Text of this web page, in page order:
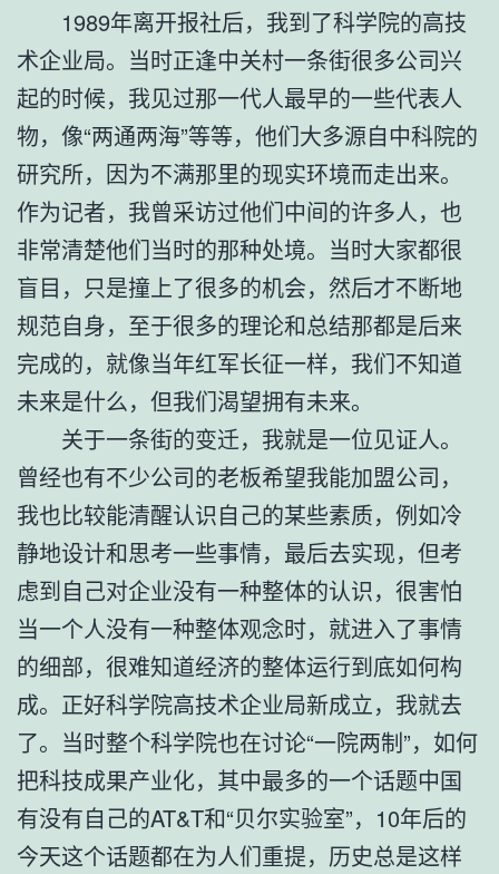
1989年离开报社后，我到了科学院的高技
术企业局。当时正逢中关村一条街很多公司兴
起的时候，我见过那一代人最早的一些代表人
物，像“两通两海”等等，他们大多源自中科院的
研究所，因为不满那里的现实环境而走出来。
作为记者，我曾采访过他们中间的许多人，也
非常清楚他们当时的那种处境。当时大家都很
盲目，只是撞上了很多的机会，然后才不断地
规范自身，至于很多的理论和总结那都是后来
完成的，就像当年红军长征一样，我们不知道
未来是什么，但我们渴望拥有未来。
关于一条街的变迁，我就是一位见证人。
曾经也有不少公司的老板希望我能加盟公司，
我也比较能清醒认识自己的某些素质，例如冷
静地设计和思考一些事情，最后去实现，但考
虑到自己对企业没有一种整体的认识，很害怕
当一个人没有一种整体观念时，就进入了事情
的细部，很难知道经济的整体运行到底如何构
成。正好科学院高技术企业局新成立，我就去
了。当时整个科学院也在讨论“一院两制”，如何
把科技成果产业化，其中最多的一个话题中国
有没有自己的AT&T和“贝尔实验室”，10年后的
今天这个话题都在为人们重提，历史总是这样